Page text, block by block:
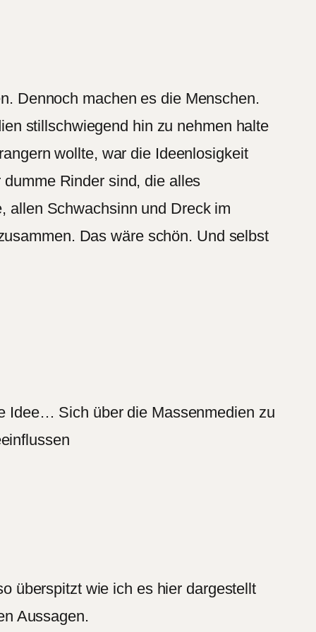
Dennoch machen es die Menschen.
stillschwiegend hin zu nehmen halte
wollte, war die Ideenlosigkeit
Rinder sind, die alles
allen Schwachsinn und Dreck im
Das wäre schön. Und selbst
Idee… Sich über die Massenmedien zu
überspitzt wie ich es hier dargestellt
Aussagen.